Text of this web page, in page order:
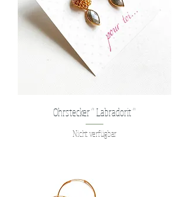
Ohrstecker " Labradorit "
Nicht verfügbar